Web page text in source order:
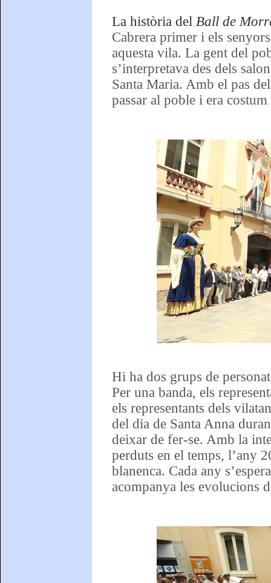
La història del Ball de
Cabrera primer i els
aquesta vila. La gent del
s’interpretava des dels
Santa Maria. Amb el pas
passar al poble i era
Hi ha dos grups de
Per una banda, els
els representants dels
del dia de Santa Anna
deixar de fer-se. Amb la
perduts en el temps, l’any
blanenca. Cada any
acompanya les evolucions